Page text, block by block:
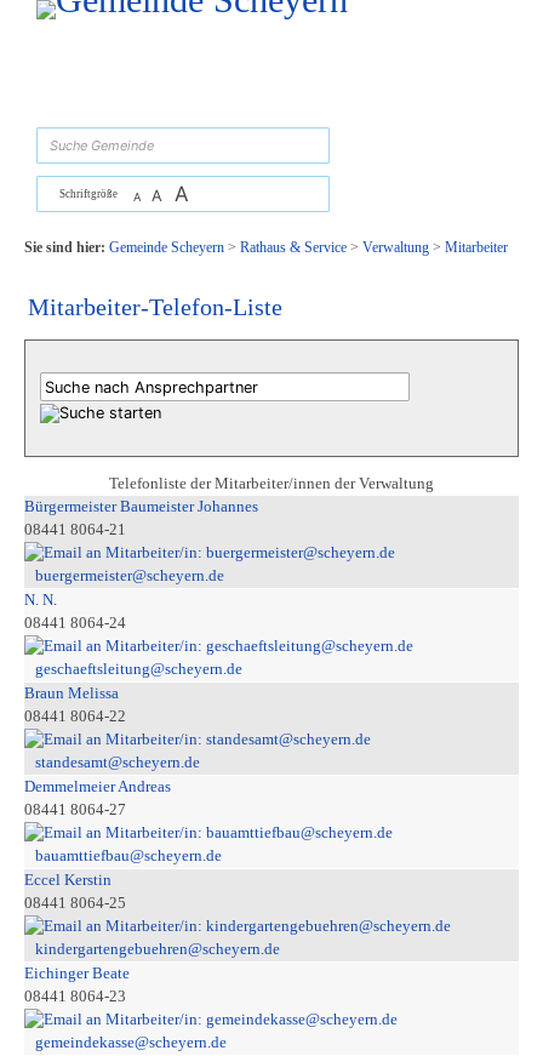
Zum Inhalt, zur Navigationoder zur Startseite springen.
Schriftgröße A A A
Sie sind hier: Gemeinde Scheyern> Rathaus & Service> Verwaltung> Mitarbeiter
Mitarbeiter-Telefon-Liste
Telefonliste der Mitarbeiter/innen der Verwaltung
Bürgermeister Baumeister Johannes
08441 8064-21
buergermeister@scheyern.de
N. N.
08441 8064-24
geschaeftsleitung@scheyern.de
Braun Melissa
08441 8064-22
standesamt@scheyern.de
Demmelmeier Andreas
08441 8064-27
bauamttiefbau@scheyern.de
Eccel Kerstin
08441 8064-25
kindergartengebuehren@scheyern.de
Eichinger Beate
08441 8064-23
gemeindekasse@scheyern.de